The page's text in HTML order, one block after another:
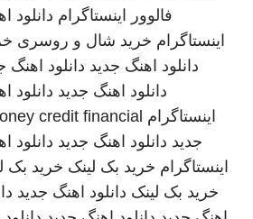
فالوور اینستاگرام دانلود
اینستاگرام خرید شال و روسری
دانلود اهنگ جدید دانلود اهنگ
دانلود اهنگ جدید دانلود
اینستاگرام credit financial
جدید دانلود اهنگ جدید دانلود
اینستاگرام خرید بک لینک خرید بک
خرید بک لینک دانلود اهنگ جدید